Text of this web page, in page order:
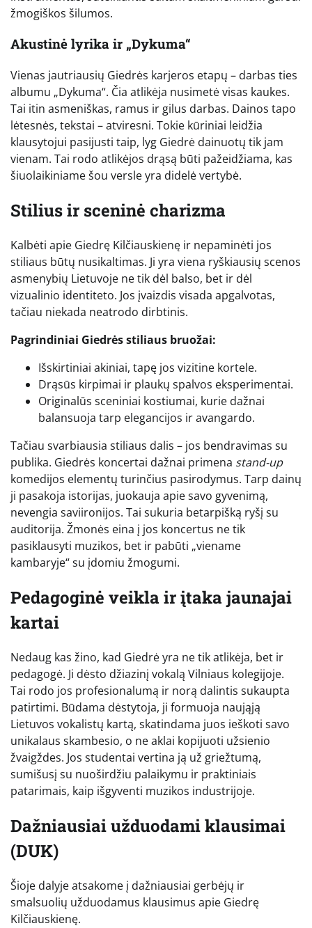
žmogiškos šilumos.
Akustinė lyrika ir „Dykuma“
Vienas jautriausių Giedrės karjeros etapų – darbas ties
albumu „Dykuma“. Čia atlikėja nusimetė visas kaukes.
Tai itin asmeniškas, ramus ir gilus darbas. Dainos tapo
lėtesnės, tekstai – atviresni. Tokie kūriniai leidžia
klausytojui pasijusti taip, lyg Giedrė dainuotų tik jam
vienam. Tai rodo atlikėjos drąsą būti pažeidžiama, kas
šiuolaikiniame šou versle yra didelė vertybė.
Stilius ir sceninė charizma
Kalbėti apie Giedrę Kilčiauskienę ir nepaminėti jos
stiliaus būtų nusikaltimas. Ji yra viena ryškiausių scenos
asmenybių Lietuvoje ne tik dėl balso, bet ir dėl
vizualinio identiteto. Jos įvaizdis visada apgalvotas,
tačiau niekada neatrodo dirbtinis.
Pagrindiniai Giedrės stiliaus bruožai:
Išskirtiniai akiniai, tapę jos vizitine kortele.
Drąsūs kirpimai ir plaukų spalvos eksperimentai.
Originalūs sceniniai kostiumai, kurie dažnai
balansuoja tarp elegancijos ir avangardo.
Tačiau svarbiausia stiliaus dalis – jos bendravimas su
publika. Giedrės koncertai dažnai primena stand-up
komedijos elementų turinčius pasirodymus. Tarp dainų
ji pasakoja istorijas, juokauja apie savo gyvenimą,
nevengia saviironijos. Tai sukuria betarpišką ryšį su
auditorija. Žmonės eina į jos koncertus ne tik
pasiklausyti muzikos, bet ir pabūti „viename
kambaryje“ su įdomiu žmogumi.
Pedagoginė veikla ir įtaka jaunajai
kartai
Nedaug kas žino, kad Giedrė yra ne tik atlikėja, bet ir
pedagogė. Ji dėsto džiazinį vokalą Vilniaus kolegijoje.
Tai rodo jos profesionalumą ir norą dalintis sukaupta
patirtimi. Būdama dėstytoja, ji formuoja naująją
Lietuvos vokalistų kartą, skatindama juos ieškoti savo
unikalaus skambesio, o ne aklai kopijuoti užsienio
žvaigždes. Jos studentai vertina ją už griežtumą,
sumišusį su nuoširdžiu palaikymu ir praktiniais
patarimais, kaip išgyventi muzikos industrijoje.
Dažniausiai užduodami klausimai
(DUK)
Šioje dalyje atsakome į dažniausiai gerbėjų ir
smalsuolių užduodamus klausimus apie Giedrę
Kilčiauskienę.